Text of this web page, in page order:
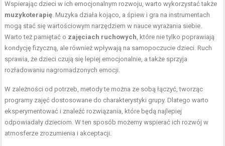
Wspierając dzieci w ich emocjonalnym rozwoju, warto wykorzystać także
muzykoterapię. Muzyka działa kojąco, a śpiew i gra na instrumentach
mogą stać się wartościowym narzędziem w nauce wyrażania siebie.
Warto też pamiętać o zajęciach ruchowych, które nie tylko poprawiają
kondycję fizyczną, ale również wpływają na samopoczucie dzieci. Ruch
sprawia, że dzieci czują się lepiej emocjonalnie, a także sprzyja
rozładowaniu nagromadzonych emocji.
W zależności od potrzeb, metody te można ze sobą łączyć, tworząc
programy zajęć dostosowane do charakterystyki grupy. Dlatego warto
eksperymentować i znaleźć rozwiązania, które będą najlepiej
odpowiadały dzieciom. W ten sposób możemy wspierać ich rozwój w
atmosferze zrozumienia i akceptacji.